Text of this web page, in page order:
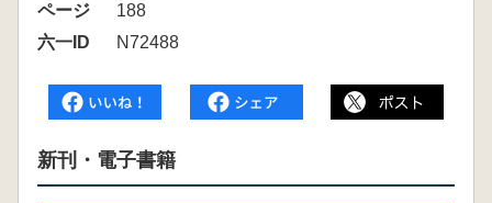
ページ
188
六一ID
N72488
新刊・電子書籍